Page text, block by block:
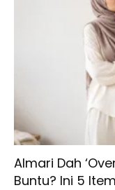
Apapun, jom kita
sangat refreshing
Sprite
#lemontea
Almari Dah
Buntu? Ini 5